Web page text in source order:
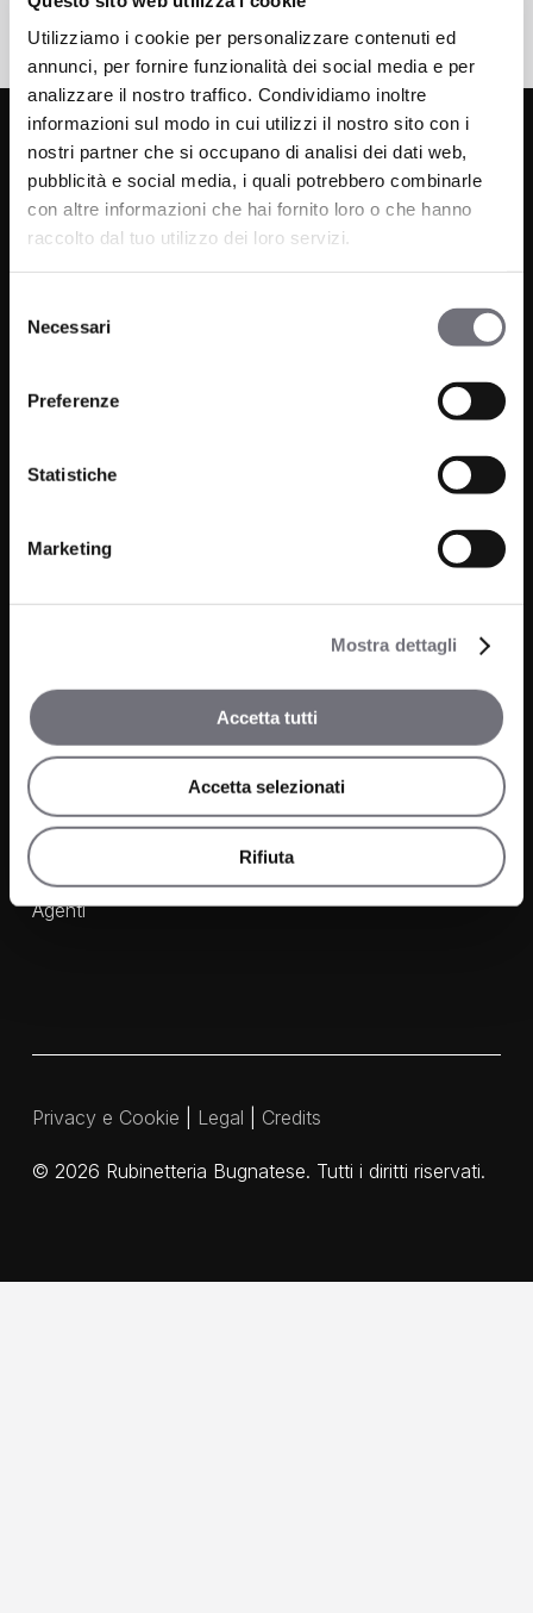
Utilizziamo i cookie per personalizzare contenuti ed
annunci, per fornire funzionalità dei social media e per
analizzare il nostro traffico. Condividiamo inoltre
informazioni sul modo in cui utilizzi il nostro sito con i
nostri partner che si occupano di analisi dei dati web,
pubblicità e social media, i quali potrebbero combinarle
con altre informazioni che hai fornito loro o che hanno
raccolto dal tuo utilizzo dei loro servizi.
delNecessari
Preferenze
Statistiche
Marketing
Mostra dettagli
Accetta tutti
Accetta selezionati
Rifiuta
P.IVA 00265030031
Telefono:
Prodotti
Bagno
Progetti
News
Contatti
FAQ
Media e Download
Agenti
Privacy e Cookie Legal Credits
© 2026 Rubinetteria Bugnatese. Tutti i diritti riservati.